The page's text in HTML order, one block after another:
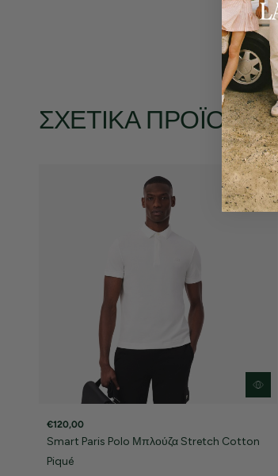
ΣΧΕΤΙΚΆ ΠΡΟΪΌΝΤΑ
€120,00
Smart Paris Polo Μπλούζα Stretch Cotton
Piqué